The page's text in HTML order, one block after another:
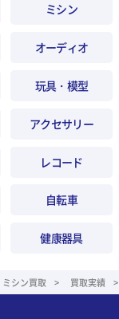
ミシン
オーディオ
玩具・模型
アクセサリー
レコード
自転車
健康器具
ミシン買取 買取実績